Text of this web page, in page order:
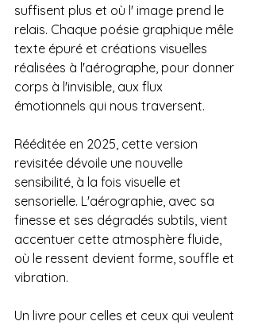
suffisent plus et où l' image prend le
relais. Chaque poésie graphique mêle
texte épuré et créations visuelles
réalisées à l'aérographe, pour donner
corps à l'invisible, aux flux
émotionnels qui nous traversent.
Rééditée en 2025, cette version
revisitée dévoile une nouvelle
sensibilité, à la fois visuelle et
sensorielle. L'aérographie, avec sa
finesse et ses dégradés subtils, vient
accentuer cette atmosphère fluide,
où le ressent devient forme, souffle et
vibration.
Un livre pour celles et ceux qui veulent